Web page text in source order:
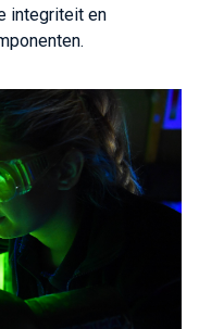
integriteit en